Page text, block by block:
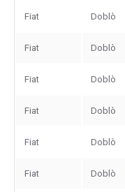
Fiat Doblò
Fiat Doblò
Fiat Doblò
Fiat Doblò
Fiat Doblò
Fiat Doblò